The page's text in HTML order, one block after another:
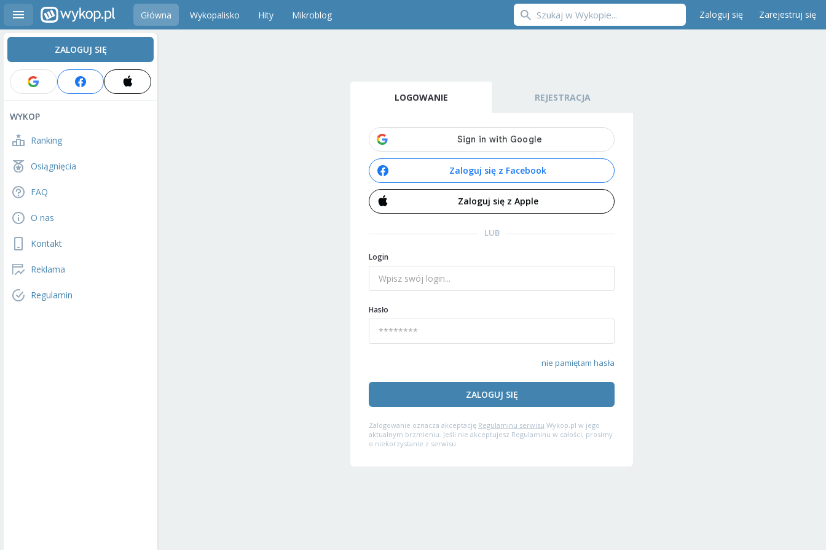
Główna Wykopalisko Hity Mikroblog Zaloguj się Zarejestruj się
ZALOGUJ SIĘ
WYKOP
Ranking
Osiągnięcia
FAQ
O nas
Kontakt
Reklama
Regulamin
LOGOWANIE REJESTRACJA
Zaloguj się z Facebook
Zaloguj się z Apple
LUB
Login
Hasło
nie pamiętam hasła
ZALOGUJ SIĘ
Zalogowanie oznacza akceptację Regulaminu serwisu Wykop.pl w jego
aktualnym brzmieniu. Jeśli nie akceptujesz Regulaminu w całości, prosimy
o niekorzystanie z serwisu.